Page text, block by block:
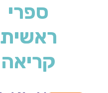
ספרי
ראשית
קריאה